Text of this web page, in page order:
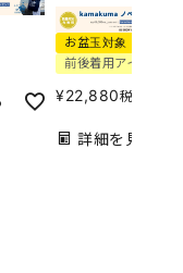
お盆玉対象
前後着用アイテム
¥22,880税込
詳細を見る